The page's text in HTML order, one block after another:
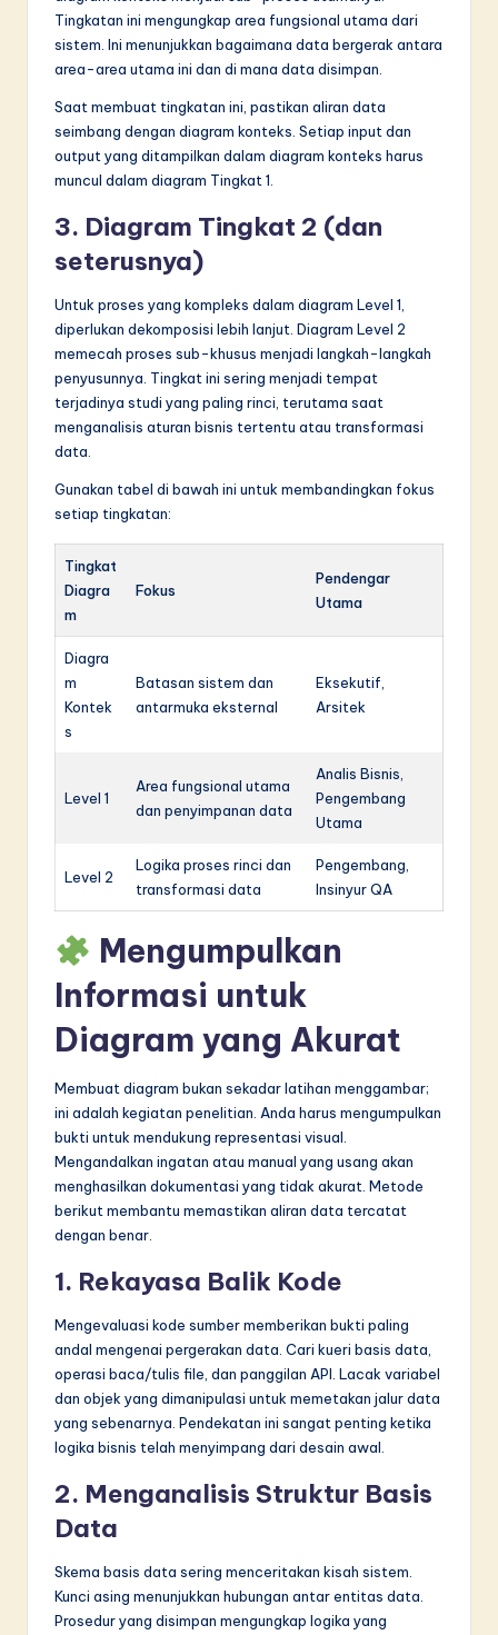
Tingkatan ini mengungkap area fungsional utama dari
sistem. Ini menunjukkan bagaimana data bergerak antara
area-area utama ini dan di mana data disimpan.
Saat membuat tingkatan ini, pastikan aliran data
seimbang dengan diagram konteks. Setiap input dan
output yang ditampilkan dalam diagram konteks harus
muncul dalam diagram Tingkat 1.
3. Diagram Tingkat 2 (dan
seterusnya)
Untuk proses yang kompleks dalam diagram Level 1,
diperlukan dekomposisi lebih lanjut. Diagram Level 2
memecah proses sub-khusus menjadi langkah-langkah
penyusunnya. Tingkat ini sering menjadi tempat
terjadinya studi yang paling rinci, terutama saat
menganalisis aturan bisnis tertentu atau transformasi
data.
Gunakan tabel di bawah ini untuk membandingkan fokus
setiap tingkatan:
Tingkat
Diagra
m
Fokus
Pendengar
Utama
Diagra
m
Kontek
s
Batasan sistem dan
antarmuka eksternal
Eksekutif,
Arsitek
Level 1
Area fungsional utama
dan penyimpanan data
Analis Bisnis,
Pengembang
Utama
Level 2
Logika proses rinci dan
transformasi data
Pengembang,
Insinyur QA
Mengumpulkan
Informasi untuk
Diagram yang Akurat
Membuat diagram bukan sekadar latihan menggambar;
ini adalah kegiatan penelitian. Anda harus mengumpulkan
bukti untuk mendukung representasi visual.
Mengandalkan ingatan atau manual yang usang akan
menghasilkan dokumentasi yang tidak akurat. Metode
berikut membantu memastikan aliran data tercatat
dengan benar.
1. Rekayasa Balik Kode
Mengevaluasi kode sumber memberikan bukti paling
andal mengenai pergerakan data. Cari kueri basis data,
operasi baca/tulis file, dan panggilan API. Lacak variabel
dan objek yang dimanipulasi untuk memetakan jalur data
yang sebenarnya. Pendekatan ini sangat penting ketika
logika bisnis telah menyimpang dari desain awal.
2. Menganalisis Struktur Basis
Data
Skema basis data sering menceritakan kisah sistem.
Kunci asing menunjukkan hubungan antar entitas data.
Prosedur yang disimpan mengungkap logika yang